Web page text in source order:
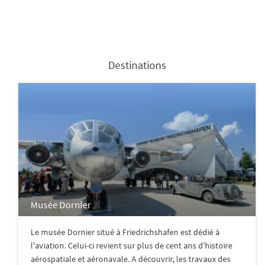
Destinations
Musée Dornier
Le musée Dornier situé à Friedrichshafen est dédié à
l'aviation. Celui-ci revient sur plus de cent ans d'histoire
aérospatiale et aéronavale. A découvrir, les travaux des